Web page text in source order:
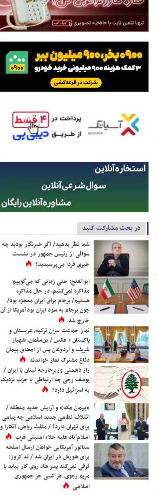
در بحث مشارکت کنید
شما نظر بدهید/ اگر خبرنگار بودید چه
سوالی از رئیس جمهور در نشست
خبری فردا می‌پرسیدید؟
ابوالفتح: حتی زمانی که می‌گوییم
مذاکره نمی‌کنیم، در حال مذاکره
هستیم/ برجام برای ایران معجزه بود/
چون برجام به سود ایران بود آمریکا از آن
خارج شد
نماز جماعت سران ترکیه، عربستان و
پاکستان + عکس / بن‌سلمان، شهباز
شریف و اردوغان پس از امضای پیمان
دفاع مشترک نماز خواندند
راز دشمنی وزیرخارجه لبنان با ایران /
یوسف رجی چه ارتباطی با حزب نزدیک
به اسرائیل دارد؟
«پیمان مکه» و آرایش جدید منطقه /
ائتلاف نظامی جدید اسلامی چه پیامی
برای تهران دارد؟ / مثلث ریاض، آنکارا و
اسلام‌آباد علیه خلاء امنیتی غرب
سناتور آمریکایی خواهان ارسال اسلحه
برای شورش در ایران شد / تد کروز:
فرقی نمی‌کند پسر شاه روی کار بیاید یا
مریم رجوی، هر کسی جز جمهوری
اسلامی